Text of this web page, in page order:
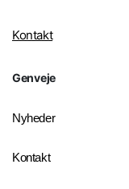
Kontakt
Genveje
Nyheder
Kontakt